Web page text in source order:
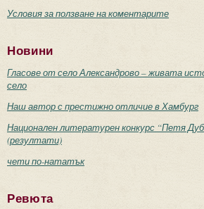
Условия за ползване на коментарите
Новини
Гласове от село Александрово – живата
село
Наш автор с престижно отличие в Хамбург
Национален литературен конкурс “Петя
(резултати)
чети по-нататък
Ревюта